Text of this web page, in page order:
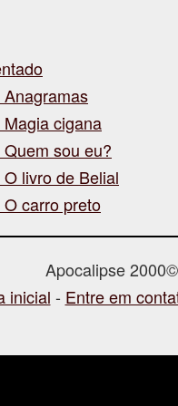
cigana
sou eu?
livro de Belial
carro preto
Apocalipse
inicial - Entre em